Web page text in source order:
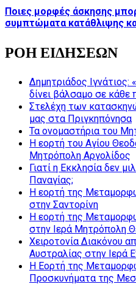
Ποιες μορφές άσκησης
συμπτώματα κατάθλιψης
ΡΟΗ ΕΙΔΗΣΕΩΝ
Δημητριάδος Ιγνάτιος:
δίνει βάλσαμο σε κάθε
Στελέχη των
μας στα Πριγκηπόνησα
Τα ονομαστήρια του
Η εορτή του Αγίου
Μητρόπολη Αργολίδος
Γιατί η Εκκλησία δεν
Παναγίας;
Η εορτή της
στην Σαντορίνη
Η εορτή της
στην Ιερά Μητρόπολη
Χειροτονία Διακόνου
Αυστραλίας στην Ιερά
Η Εορτή της
Προσκυνήματα της